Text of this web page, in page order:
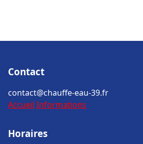
Contact
contact@chauffe-eau-39.fr
Accueil Informations
Horaires